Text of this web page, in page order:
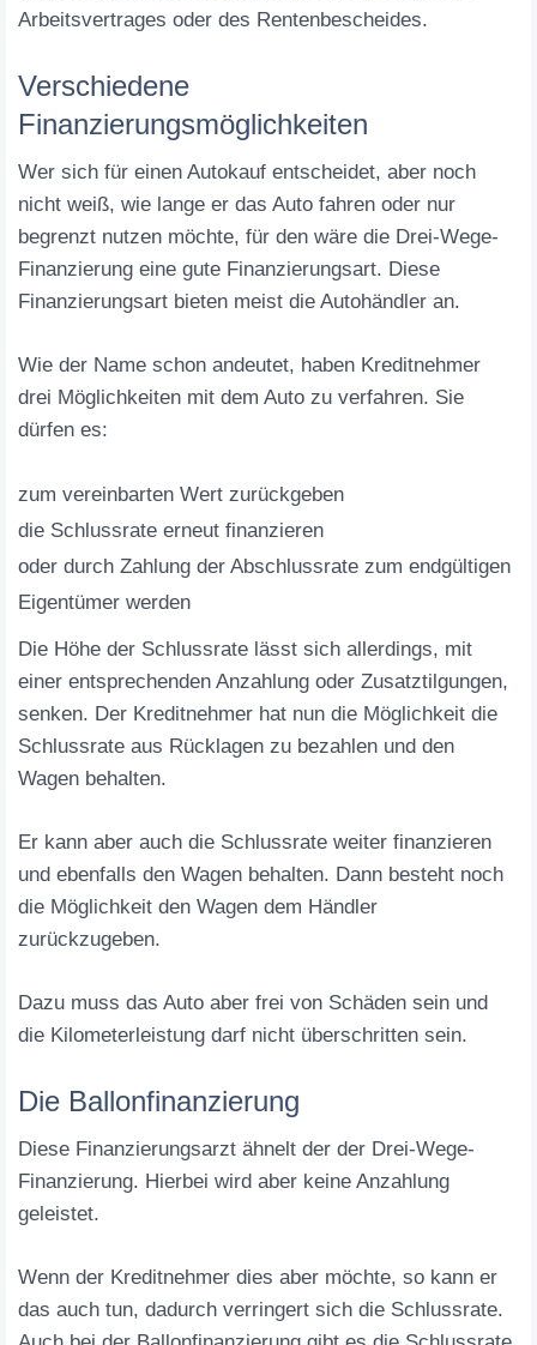
Arbeitsvertrages oder des Rentenbescheides.
Verschiedene
Finanzierungsmöglichkeiten
Wer sich für einen Autokauf entscheidet, aber noch
nicht weiß, wie lange er das Auto fahren oder nur
begrenzt nutzen möchte, für den wäre die Drei-Wege-
Finanzierung eine gute Finanzierungsart. Diese
Finanzierungsart bieten meist die Autohändler an.
Wie der Name schon andeutet, haben Kreditnehmer
drei Möglichkeiten mit dem Auto zu verfahren. Sie
dürfen es:
zum vereinbarten Wert zurückgeben
die Schlussrate erneut finanzieren
oder durch Zahlung der Abschlussrate zum endgültigen
Eigentümer werden
Die Höhe der Schlussrate lässt sich allerdings, mit
einer entsprechenden Anzahlung oder Zusatztilgungen,
senken. Der Kreditnehmer hat nun die Möglichkeit die
Schlussrate aus Rücklagen zu bezahlen und den
Wagen behalten.
Er kann aber auch die Schlussrate weiter finanzieren
und ebenfalls den Wagen behalten. Dann besteht noch
die Möglichkeit den Wagen dem Händler
zurückzugeben.
Dazu muss das Auto aber frei von Schäden sein und
die Kilometerleistung darf nicht überschritten sein.
Die Ballonfinanzierung
Diese Finanzierungsarzt ähnelt der der Drei-Wege-
Finanzierung. Hierbei wird aber keine Anzahlung
geleistet.
Wenn der Kreditnehmer dies aber möchte, so kann er
das auch tun, dadurch verringert sich die Schlussrate.